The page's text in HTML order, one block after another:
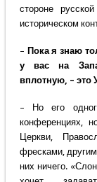
стороне
историческом
– Пока я знаю
у вас на
вплотную, –
– Но его
конференциях,
Церкви,
фресками,
них ничего.